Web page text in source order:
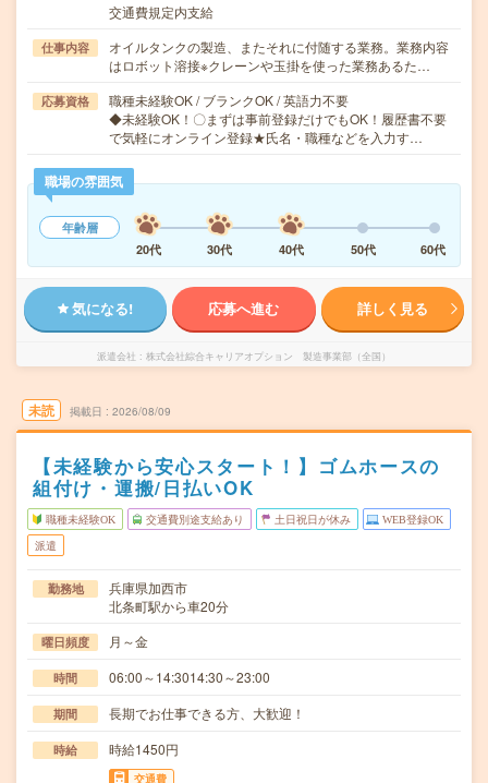
交通費規定内支給
仕事内容
オイルタンクの製造、またそれに付随する業務。業務内容
はロボット溶接※クレーンや玉掛を使った業務あるた…
応募資格
職種未経験OK / ブランクOK / 英語力不要
◆未経験OK！〇まずは事前登録だけでもOK！履歴書不要
で気軽にオンライン登録★氏名・職種などを入力す…
職場の雰囲気
年齢層
20代
30代 40代 50代 60代
気になる! 応募へ進む 詳しく見る
派遣会社 株式会社綜合キャリアオプション 製造事業部（全国）
未読 掲載日 2026/08/09
【未経験から安心スタート！】ゴムホースの
組付け・運搬/日払いOK
職種未経験OK 交通費別途支給あり 土日祝日が休み WEB登録OK
派遣
勤務地
兵庫県加西市
北条町駅から車20分
曜日頻度 月～金
時間 06:00～14:3014:30～23:00
期間 長期でお仕事できる方、大歓迎！
時給 時給1450円
交通費